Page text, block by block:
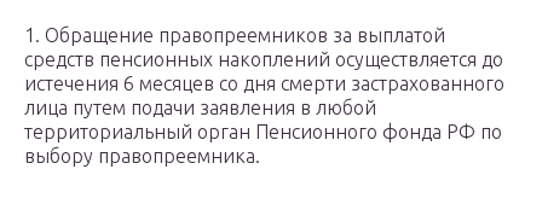
1. Обращение правопреемников за выплатой
средств пенсионных накоплений осуществляется до
истечения 6 месяцев со дня смерти застрахованного
лица путем подачи заявления в любой
территориальный орган Пенсионного фонда РФ по
выбору правопреемника.